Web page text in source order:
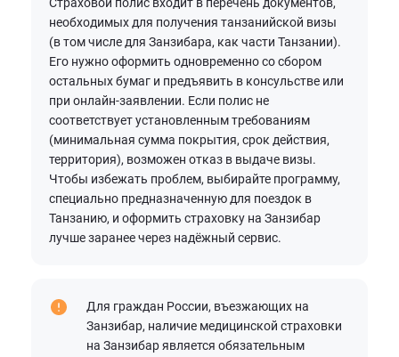
необходимых для получения танзанийской визы
(в том числе для Занзибара, как части Танзании).
Его нужно оформить одновременно со сбором
остальных бумаг и предъявить в консульстве или
при онлайн-заявлении. Если полис не
соответствует установленным требованиям
(минимальная сумма покрытия, срок действия,
территория), возможен отказ в выдаче визы.
Чтобы избежать проблем, выбирайте программу,
специально предназначенную для поездок в
Танзанию, и оформить страховку на Занзибар
лучше заранее через надёжный сервис.
Для граждан России, въезжающих на
Занзибар, наличие медицинской страховки
на Занзибар является обязательным